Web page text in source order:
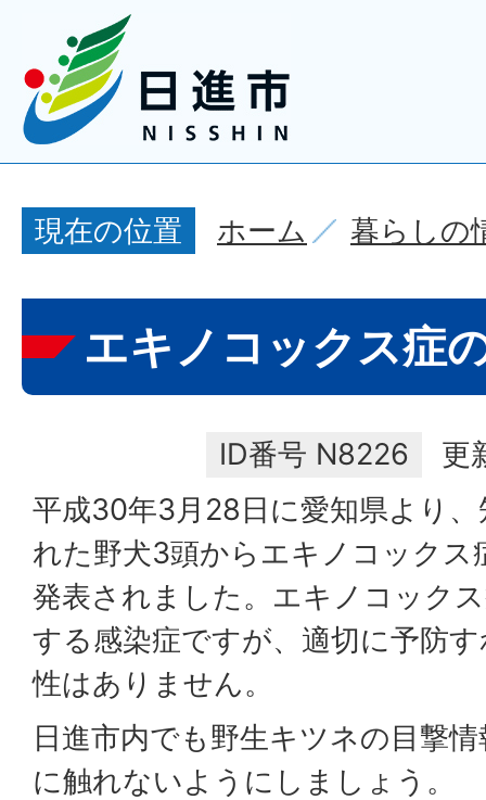
現在の位置 ホーム 暮らしの
エキノコックス症
ID番号 N8226
更
平成30年3月28日に愛知県より
れた野犬3頭からエキノコックス
発表されました。エキノコック
する感染症ですが、適切に予防
性はありません。
日進市内でも野生キツネの目撃
に触れないようにしましょう。